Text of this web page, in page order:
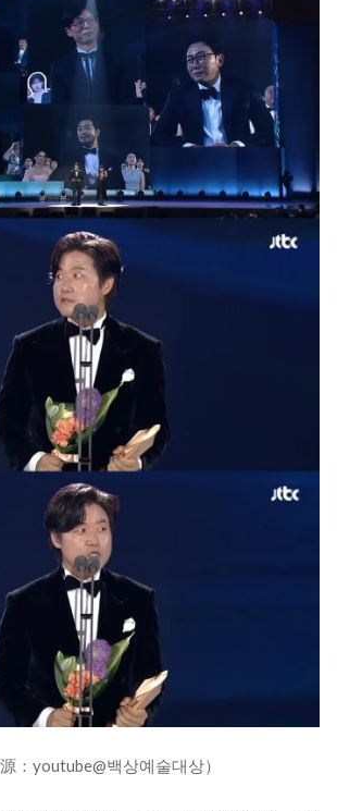
源：youtube@백상예술대상）